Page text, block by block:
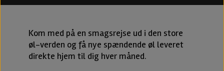
Kom med på en smagsrejse ud i den store
øl-verden og få nye spændende øl leveret
direkte hjem til dig hver måned.